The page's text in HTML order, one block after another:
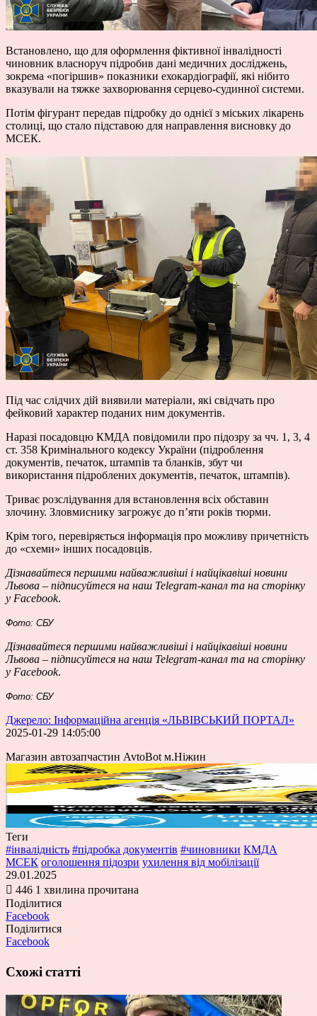
Встановлено, що для оформлення фіктивної інвалідності
чиновник власноруч підробив дані медичних досліджень,
зокрема «погіршив» показники ехокардіографії, які нібито
вказували на тяжке захворювання серцево-судинної системи.
Потім фігурант передав підробку до однієї з міських лікарень
столиці, що стало підставою для направлення висновку до
МСЕК.
Під час слідчих дій виявили матеріали, які свідчать про
фейковий характер поданих ним документів.
Наразі посадовцю КМДА повідомили про підозру за чч. 1, 3, 4
ст. 358 Кримінального кодексу України (підроблення
документів, печаток, штампів та бланків, збут чи
використання підроблених документів, печаток, штампів).
Триває розслідування для встановлення всіх обставин
злочину. Зловмиснику загрожує до п’яти років тюрми.
Крім того, перевіряється інформація про можливу причетність
до «схеми» інших посадовців.
Дізнавайтеся першими найважливіші і найцікавіші новини
Львова – підписуйтеся на наш Telegram-канал та на сторінку
у Facebook.
Фото: СБУ
Дізнавайтеся першими найважливіші і найцікавіші новини
Львова – підписуйтеся на наш Telegram-канал та на сторінку
у Facebook.
Фото: СБУ
Джерело: Інформаційна агенція «ЛЬВІВСЬКИЙ ПОРТАЛ»
2025-01-29 14:05:00
Магазин автозапчастин AvtoBot м.Ніжин
Теги
#інвалідність #підробка документів #чиновники КМДА
МСЕК оголошення підозри ухилення від мобілізації
29.01.2025
446 1 хвилина прочитана
Поділитися
Facebook
Поділитися
Facebook
Схожі статті